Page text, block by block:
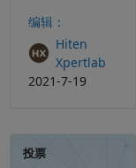
编辑：
Hiten
Xpertlab
2021-7-19